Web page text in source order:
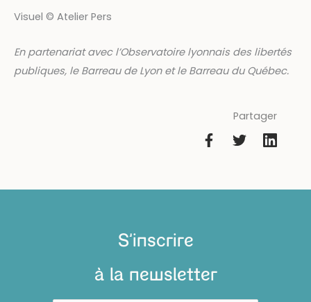
Visuel © Atelier Pers
En partenariat avec l’Observatoire lyonnais des libertés
publiques, le Barreau de Lyon et le Barreau du Québec.
Partager
S'inscrire
à la newsletter